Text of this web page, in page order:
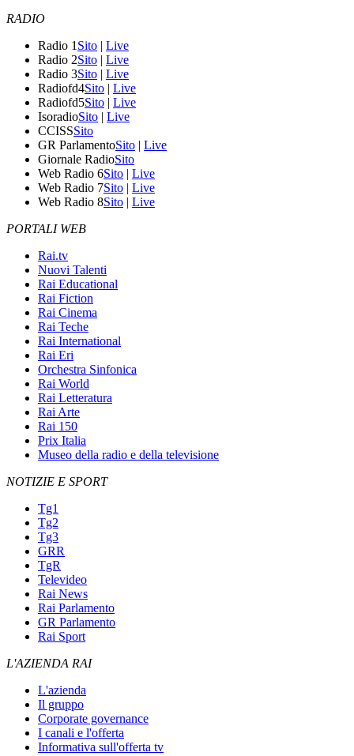
RADIO
Radio 1 Sito | Live
Radio 2Sito | Live
Radio 3Sito | Live
Radiofd4Sito | Live
Radiofd5Sito | Live
IsoradioSito | Live
CCISSSito
GR ParlamentoSito | Live
Giornale RadioSito
Web Radio 6Sito | Live
Web Radio 7Sito | Live
Web Radio 8Sito | Live
PORTALI WEB
Rai.tv
Nuovi Talenti
Rai Educational
Rai Fiction
Rai Cinema
Rai Teche
Rai International
Rai Eri
Orchestra Sinfonica
Rai World
Rai Letteratura
Rai Arte
Rai 150
Prix Italia
Museo della radio e della televisione
NOTIZIE E SPORT
Tg1
Tg2
Tg3
GRR
TgR
Televideo
Rai News
Rai Parlamento
GR Parlamento
Rai Sport
L'AZIENDA RAI
L'azienda
Il gruppo
Corporate governance
I canali e l'offerta
Informativa sull'offerta tv